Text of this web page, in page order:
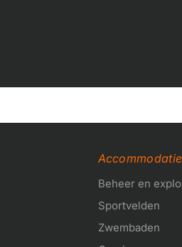
Beheer en
Sportvelden
Zwembaden